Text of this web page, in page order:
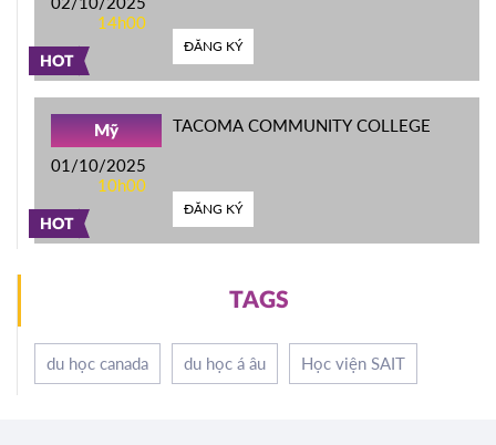
HOT
14h00
ĐĂNG KÝ
HOT
Mỹ
01/10/2025
10h00
TACOMA COMMUNITY COLLEGE
ĐĂNG KÝ
TAGS
du học canada du học á âu Học viện SAIT